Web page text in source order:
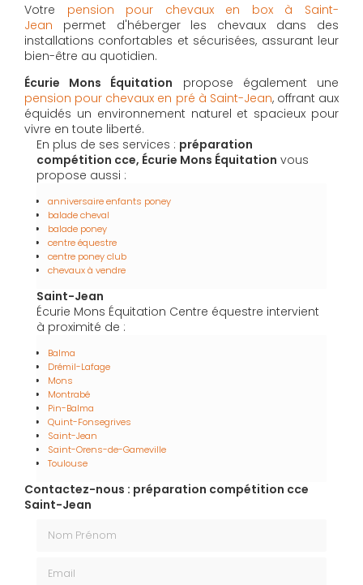
Votre pension pour chevaux en box à Saint-
Jean permet d'héberger les chevaux dans des
installations confortables et sécurisées, assurant leur
bien-être au quotidien.
Écurie Mons Équitation propose également une
pension pour chevaux en pré à Saint-Jean, offrant aux
équidés un environnement naturel et spacieux pour
vivre en toute liberté.
En plus de ses services : préparation
compétition cce, Écurie Mons Équitation vous
propose aussi :
anniversaire enfants poney
balade cheval
balade poney
centre équestre
centre poney club
chevaux à vendre
Saint-Jean
Écurie Mons Équitation Centre équestre intervient
à proximité de :
Balma
Drémil-Lafage
Mons
Montrabé
Pin-Balma
Quint-Fonsegrives
Saint-Jean
Saint-Orens-de-Gameville
Toulouse
Contactez-nous : préparation compétition cce
Saint-Jean